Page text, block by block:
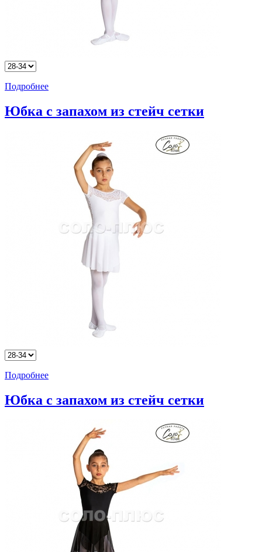
Подробнее
Юбка с запахом из стейч сетки
Подробнее
Юбка с запахом из стейч сетки